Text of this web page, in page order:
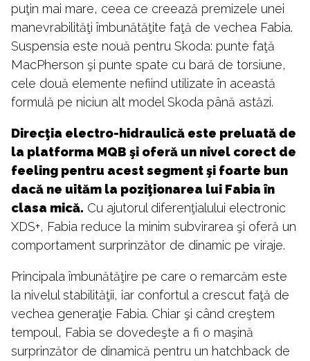
puţin mai mare, ceea ce creează premizele unei
manevrabilităţi îmbunătăţite faţă de vechea Fabia.
Suspensia este nouă pentru Skoda: punte faţă
MacPherson şi punte spate cu bară de torsiune,
cele două elemente nefiind utilizate în această
formulă pe niciun alt model Skoda până astăzi.
Direcţia electro-hidraulică este preluată de
la platforma MQB şi oferă un nivel corect de
feeling pentru acest segment şi foarte bun
dacă ne uităm la poziţionarea lui Fabia în
clasa mică. Cu ajutorul diferenţialului electronic
XDS+, Fabia reduce la minim subvirarea şi oferă un
comportament surprinzător de dinamic pe viraje.
Principala îmbunătăţire pe care o remarcăm este
la nivelul stabilităţii, iar confortul a crescut faţă de
vechea generaţie Fabia. Chiar şi când creştem
tempoul, Fabia se dovedeşte a fi o maşină
surprinzător de dinamică pentru un hatchback de